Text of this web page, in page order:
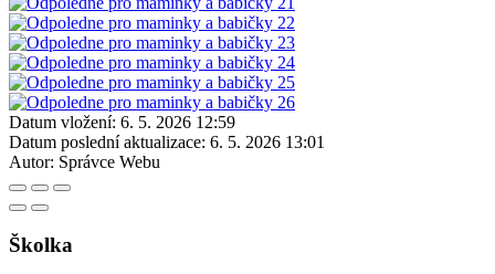
Datum vložení: 6. 5. 2026 12:59
Datum poslední aktualizace: 6. 5. 2026 13:01
Autor: Správce Webu
Školka